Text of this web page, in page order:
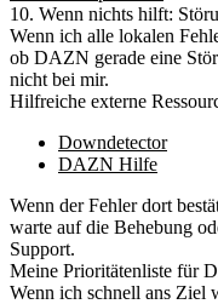
10. Wenn nichts hilft:
Wenn ich alle lokalen
ob DAZN gerade eine
nicht bei mir.
Hilfreiche externe
Downdetector
DAZN Hilfe
Wenn der Fehler dort
warte auf die Behebung
Support.
Meine Prioritätenliste für
Wenn ich schnell ans Ziel